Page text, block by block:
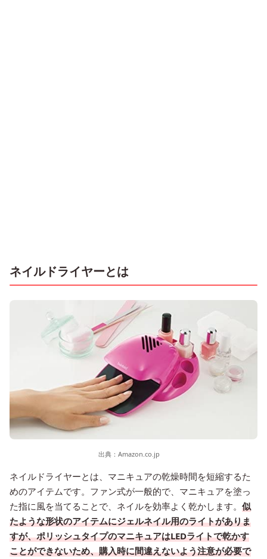
ネイルドライヤーとは
出典： Amazon.co.jp
ネイルドライヤーとは、マニキュアの乾燥時間を短縮するた
めのアイテムです。ファン式が一般的で、マニキュアを塗っ
た指に風を当てることで、ネイルを効率よく乾かします。 似
たような形状のアイテムにジェルネイル用のライトがありま
すが、ポリッシュタイプのマニキュアはLEDライトで乾かす
ことができないため、購入時に間違えないよう注意が必要で